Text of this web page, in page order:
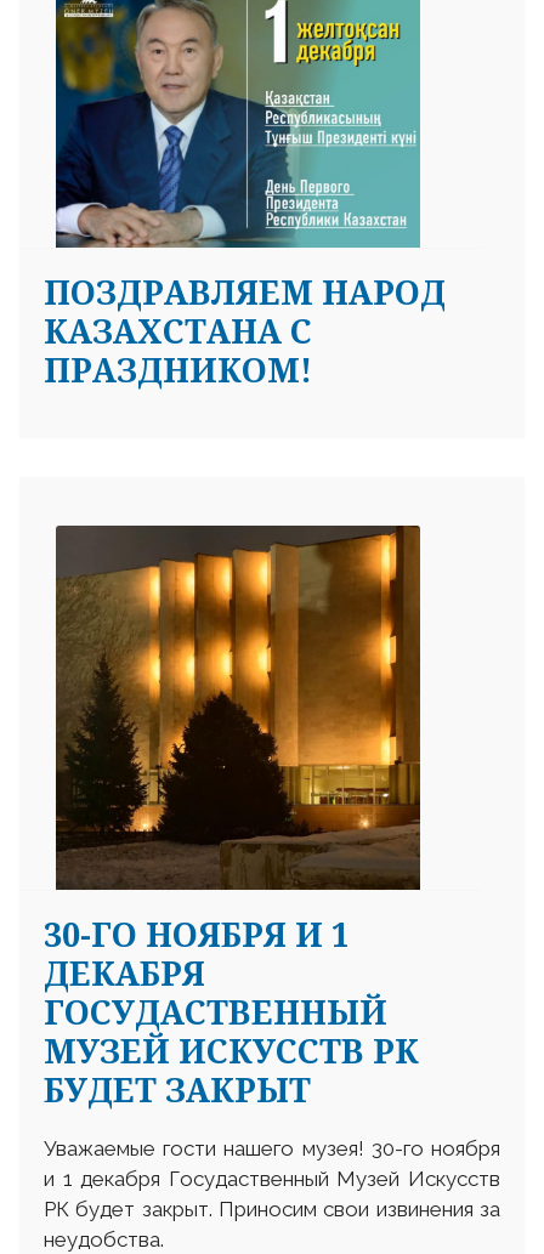
ПОЗДРАВЛЯЕМ НАРОД
КАЗАХСТАНА С
ПРАЗДНИКОМ!
30-ГО НОЯБРЯ И 1
ДЕКАБРЯ
ГОСУДАСТВЕННЫЙ
МУЗЕЙ ИСКУССТВ РК
БУДЕТ ЗАКРЫТ
Уважаемые гости нашего музея! 30-го ноября
и 1 декабря Госудаственный Музей Искусств
РК будет закрыт. Приносим свои извинения за
неудобства.